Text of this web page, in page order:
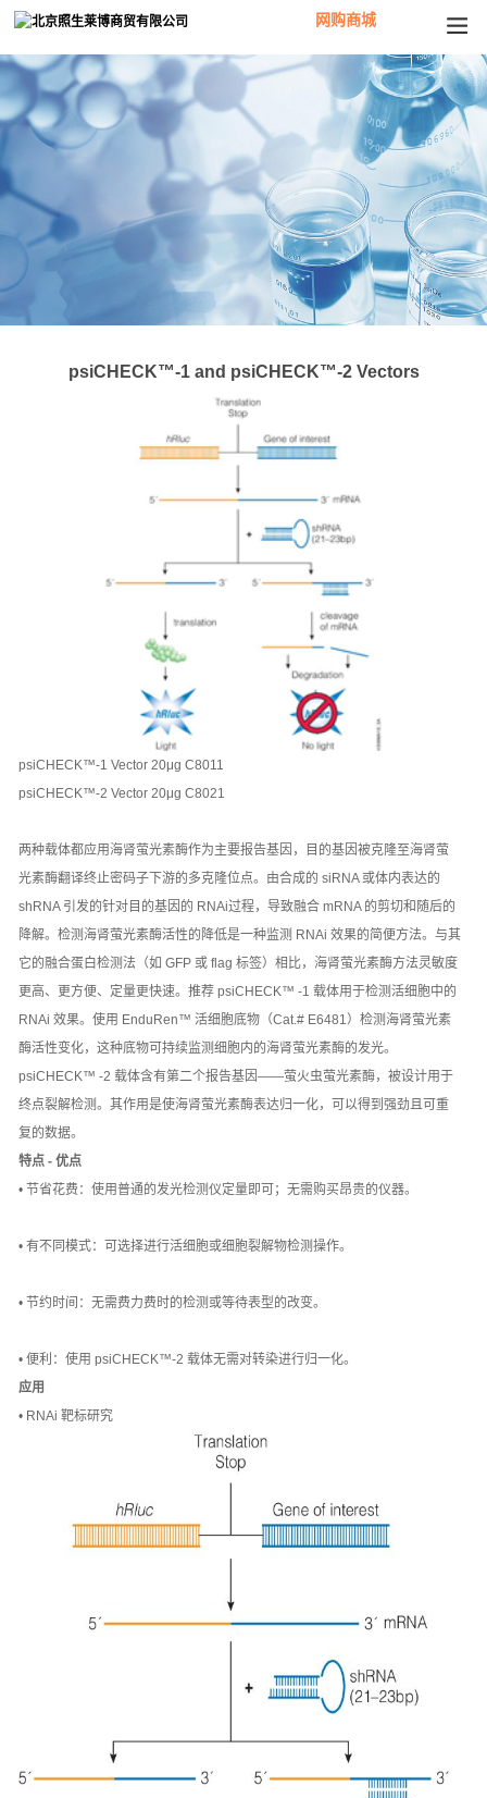
网购商城
psiCHECK™-1 and psiCHECK™-2 Vectors
psiCHECK™-1 Vector 20μg C8011
psiCHECK™-2 Vector 20μg C8021
两种载体都应用海肾萤光素酶作为主要报告基因，目的基因被克隆至海肾萤
光素酶翻译终止密码子下游的多克隆位点。由合成的 siRNA 或体内表达的
shRNA 引发的针对目的基因的 RNAi过程，导致融合 mRNA 的剪切和随后的
降解。检测海肾萤光素酶活性的降低是一种监测 RNAi 效果的简便方法。与其
它的融合蛋白检测法（如 GFP 或 flag 标签）相比，海肾萤光素酶方法灵敏度
更高、更方便、定量更快速。推荐 psiCHECK™ -1 载体用于检测活细胞中的
RNAi 效果。使用 EnduRen™ 活细胞底物（Cat.# E6481）检测海肾萤光素
酶活性变化，这种底物可持续监测细胞内的海肾萤光素酶的发光。
psiCHECK™ -2 载体含有第二个报告基因——萤火虫萤光素酶，被设计用于
终点裂解检测。其作用是使海肾萤光素酶表达归一化，可以得到强劲且可重
复的数据。
特点 - 优点
• 节省花费：使用普通的发光检测仪定量即可；无需购买昂贵的仪器。
• 有不同模式：可选择进行活细胞或细胞裂解物检测操作。
• 节约时间：无需费力费时的检测或等待表型的改变。
• 便利：使用 psiCHECK™-2 载体无需对转染进行归一化。
应用
• RNAi 靶标研究